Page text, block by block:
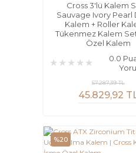
Cross 3'lü Kalem
Sauvage Ivory Pearl
Kalem + Roller
Tükenmez Kalem
Özel Kalem
0.0
45.829,92
57.287,39 TL
%20